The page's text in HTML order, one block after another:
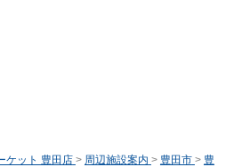
ケット 豊田店 > 周辺施設案内 > 豊田市 > 豊